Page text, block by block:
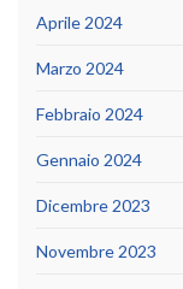
Aprile 2024
Marzo 2024
Febbraio 2024
Gennaio 2024
Dicembre 2023
Novembre 2023